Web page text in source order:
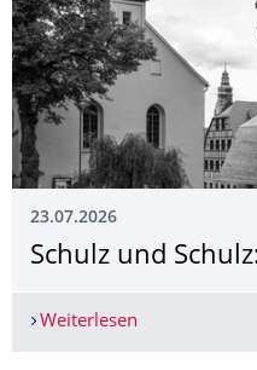
23.07.2026
Schulz und
Weiterlesen